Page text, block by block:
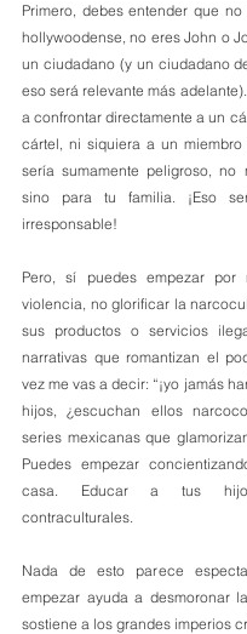
Primero, debes entender que
hollywoodense, no eres John o
un ciudadano (y un ciudadano
eso será relevante más
a confrontar directamente a un
cártel, ni siquiera a un
sería sumamente peligroso, no
sino para tu familia. ¡Eso
irresponsable!
Pero, sí puedes empezar por
violencia, no glorificar la
sus productos o servicios
narrativas que romantizan el
vez me vas a decir: “¡yo jamás
hijos, ¿escuchan ellos
series mexicanas que
Puedes empezar
casa. Educar a tus
contraculturales.
Nada de esto parece
empezar ayuda a desmoronar
sostiene a los grandes imperios